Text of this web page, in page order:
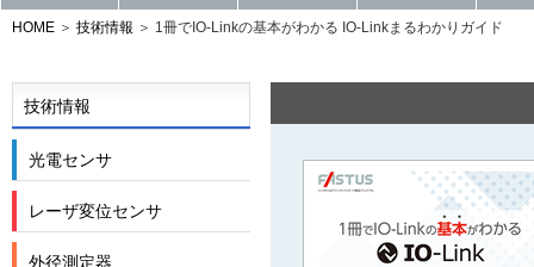
HOME 技術情報 1冊でIO-Linkの基本がわかる IO-Linkまるわかりガイド
技術情報
光電センサ
レーザ変位センサ
外径測定器